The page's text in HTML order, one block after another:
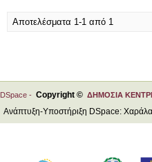
Αποτελέσματα 1-1 από 1
DSpace - Copyright © ΔΗΜΟΣΙΑ
Ανάπτυξη-Υποστήριξη DSpace: